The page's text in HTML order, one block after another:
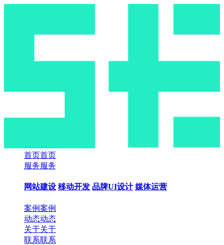
首页首页
服务服务
网站建设 移动开发 品牌UI设计 媒体运营
案例案例
动态动态
关于关于
联系联系